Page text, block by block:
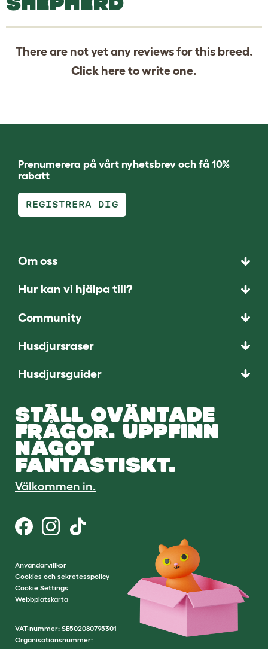
There are not yet any reviews for this breed.
Click hereto write one.
Prenumerera på vårt nyhetsbrev och få 10%
rabatt
REGISTRERA DIG
Om oss
Hur kan vi hjälpa till?
Community
Husdjursraser
Husdjursguider
STÄLL OVÄNTADE
FRÅGOR. UPPFINN
NÅGOT
FANTASTISKT.
Välkommen in.
Användarvillkor
Cookies och sekretesspolicy
Cookie Settings
Webbplatskarta
VAT-nummer: SE502080795301
Organisationsnummer: